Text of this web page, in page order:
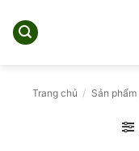
qua
Trang chủ / Sản phẩm